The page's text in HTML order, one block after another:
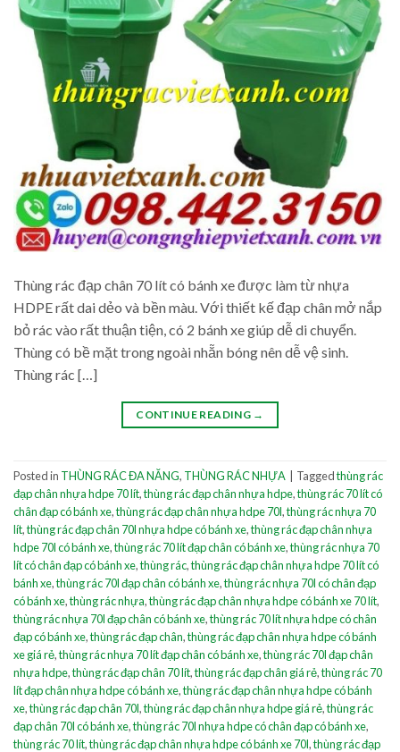
Thùng rác đạp chân 70 lít có bánh xe được làm từ nhựa
HDPE rất dai dẻo và bền màu. Với thiết kế đạp chân mở nắp
bỏ rác vào rất thuận tiện, có 2 bánh xe giúp dễ di chuyển.
Thùng có bề mặt trong ngoài nhẵn bóng nên dễ vệ sinh.
Thùng rác […]
CONTINUE READING →
Posted in THÙNG RÁC ĐA NĂNG, THÙNG RÁC NHỰA Taggedthùng rác
đạp chân nhựa hdpe 70 lít,thùng rác đạp chân nhựa hdpe,thùng rác 70 lít có
chân đạp có bánh xe,thùng rác đạp chân nhựa hdpe 70l,thùng rác nhựa 70
lít,thùng rác đạp chân 70l nhựa hdpe có bánh xe,thùng rác đạp chân nhựa
hdpe 70l có bánh xe,thùng rác 70 lít đạp chân có bánh xe,thùng rác nhựa 70
lít có chân đạp có bánh xe,thùng rác,thùng rác đạp chân nhựa hdpe 70 lít có
bánh xe,thùng rác 70l đạp chân có bánh xe,thùng rác nhựa 70l có chân đạp
có bánh xe,thùng rác nhựa,thùng rác đạp chân nhựa hdpe có bánh xe 70 lít,
thùng rác nhựa 70l đạp chân có bánh xe,thùng rác 70 lít nhựa hdpe có chân
đạp có bánh xe,thùng rác đạp chân,thùng rác đạp chân nhựa hdpe có bánh
xe giá rẻ,thùng rác nhựa 70 lít đạp chân có bánh xe,thùng rác 70l đạp chân
nhựa hdpe,thùng rác đạp chân 70 lít,thùng rác đạp chân giá rẻ,thùng rác 70
lít đạp chân nhựa hdpe có bánh xe,thùng rác đạp chân nhựa hdpe có bánh
xe,thùng rác đạp chân 70l,thùng rác đạp chân nhựa hdpe giá rẻ,thùng rác
đạp chân 70l có bánh xe,thùng rác 70l nhựa hdpe có chân đạp có bánh xe,
thùng rác 70 lít,thùng rác đạp chân nhựa hdpe có bánh xe 70l,thùng rác đạp